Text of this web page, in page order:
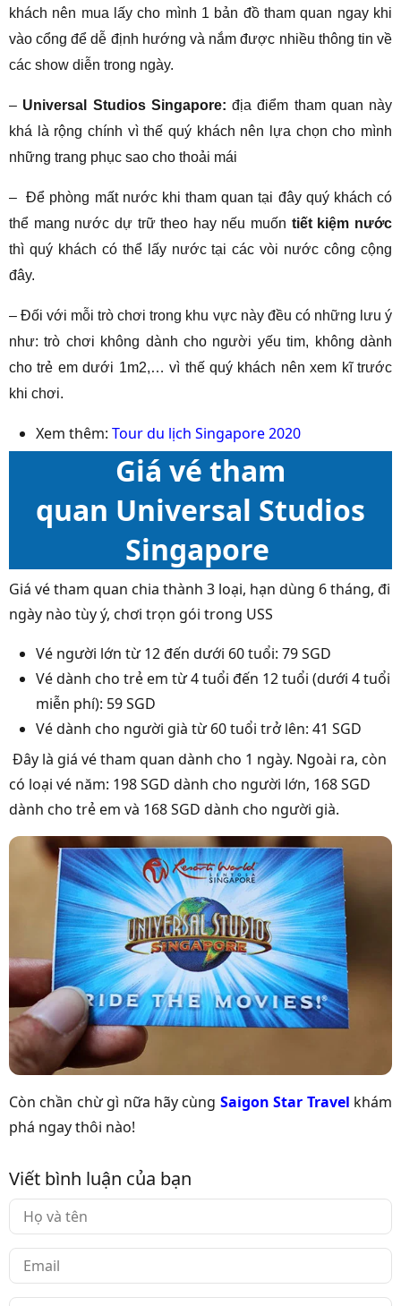
khách nên mua lấy cho mình 1 bản đồ tham quan ngay khi
vào cổng để dễ định hướng và nắm được nhiều thông tin về
các show diễn trong ngày.
– Universal Studios Singapore: địa điểm tham quan này
khá là rộng chính vì thế quý khách nên lựa chọn cho mình
những trang phục sao cho thoải mái
– Để phòng mất nước khi tham quan tại đây quý khách có
thể mang nước dự trữ theo hay nếu muốn tiết kiệm nước
thì quý khách có thể lấy nước tại các vòi nước công cộng
đây.
– Đối với mỗi trò chơi trong khu vực này đều có những lưu ý
như: trò chơi không dành cho người yếu tim, không dành
cho trẻ em dưới 1m2,… vì thế quý khách nên xem kĩ trước
khi chơi.
Xem thêm: Tour du lịch Singapore 2020
Giá vé tham
quan Universal Studios
Singapore
Giá vé tham quan chia thành 3 loại, hạn dùng 6 tháng, đi
ngày nào tùy ý, chơi trọn gói trong USS
Vé người lớn từ 12 đến dưới 60 tuổi: 79 SGD
Vé dành cho trẻ em từ 4 tuổi đến 12 tuổi (dưới 4 tuổi
miễn phí): 59 SGD
Vé dành cho người già từ 60 tuổi trở lên: 41 SGD
Đây là giá vé tham quan dành cho 1 ngày. Ngoài ra, còn
có loại vé năm: 198 SGD dành cho người lớn, 168 SGD
dành cho trẻ em và 168 SGD dành cho người già.
Còn chần chừ gì nữa hãy cùng Saigon Star Travel khám
phá ngay thôi nào!
Viết bình luận của bạn